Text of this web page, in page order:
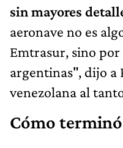
sin mayores
aeronave no es
Emtrasur, sino
argentinas", dijo a
venezolana al
Cómo terminó